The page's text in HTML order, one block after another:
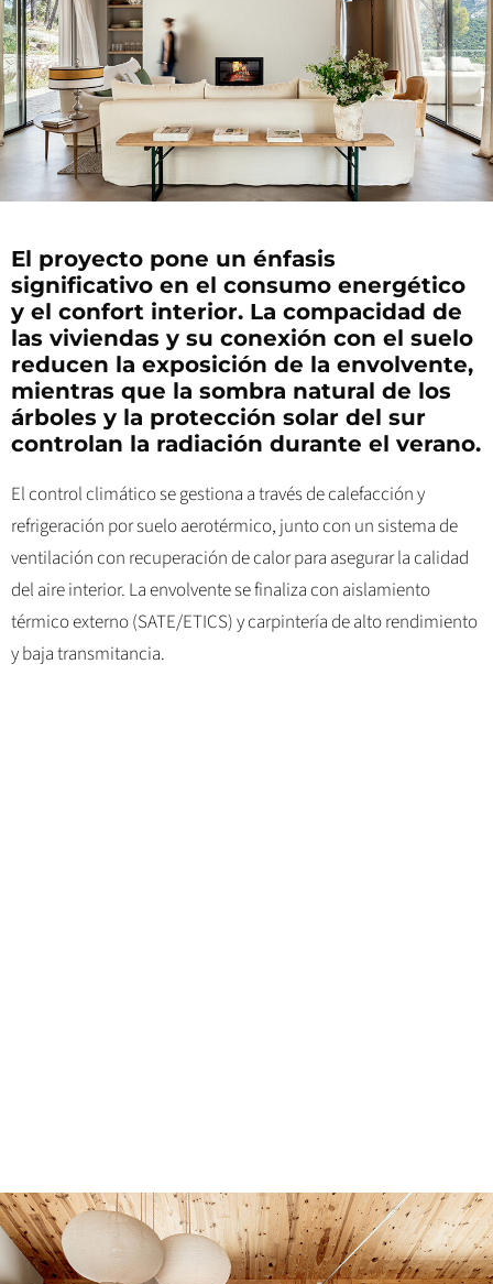
El proyecto pone un énfasis
significativo en el consumo energético
y el confort interior. La compacidad de
las viviendas y su conexión con el suelo
reducen la exposición de la envolvente,
mientras que la sombra natural de los
árboles y la protección solar del sur
controlan la radiación durante el verano.
El control climático se gestiona a través de calefacción y
refrigeración por suelo aerotérmico, junto con un sistema de
ventilación con recuperación de calor para asegurar la calidad
del aire interior. La envolvente se finaliza con aislamiento
térmico externo (SATE/ETICS) y carpintería de alto rendimiento
y baja transmitancia.